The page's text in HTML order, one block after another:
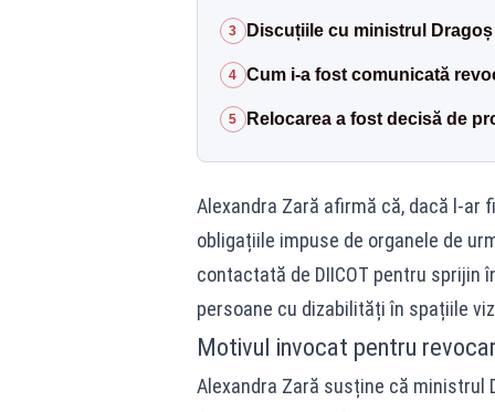
3 Discuțiile cu ministrul
4 Cum i-a fost comunicată
5 Relocarea a fost decisă de
Alexandra Zară afirmă că, dacă l-
obligațiile impuse de organele de
contactată de DIICOT pentru
persoane cu dizabilități în spațiile
Motivul invocat pentru
Alexandra Zară susține că